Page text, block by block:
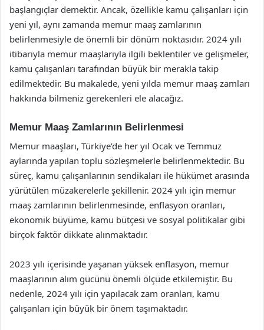
başlangıçlar demektir. Ancak, özellikle kamu çalışanları için
yeni yıl, aynı zamanda memur maaş zamlarının
belirlenmesiyle de önemli bir dönüm noktasıdır. 2024 yılı
itibarıyla memur maaşlarıyla ilgili beklentiler ve gelişmeler,
kamu çalışanları tarafından büyük bir merakla takip
edilmektedir. Bu makalede, yeni yılda memur maaş zamları
hakkında bilmeniz gerekenleri ele alacağız.
Memur Maaş Zamlarının Belirlenmesi
Memur maaşları, Türkiye’de her yıl Ocak ve Temmuz
aylarında yapılan toplu sözleşmelerle belirlenmektedir. Bu
süreç, kamu çalışanlarının sendikaları ile hükümet arasında
yürütülen müzakerelerle şekillenir. 2024 yılı için memur
maaş zamlarının belirlenmesinde, enflasyon oranları,
ekonomik büyüme, kamu bütçesi ve sosyal politikalar gibi
birçok faktör dikkate alınmaktadır.
2023 yılı içerisinde yaşanan yüksek enflasyon, memur
maaşlarının alım gücünü önemli ölçüde etkilemiştir. Bu
nedenle, 2024 yılı için yapılacak zam oranları, kamu
çalışanları için büyük bir önem taşımaktadır.